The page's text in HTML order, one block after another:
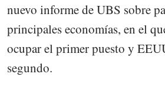
nuevo informe de UBS sobre
principales economías, en el
ocupar el primer puesto y
segundo.